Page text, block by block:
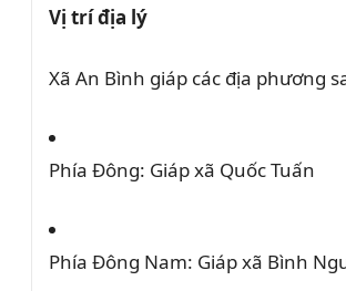
Vị trí địa lý
Xã An Bình giáp các địa phương
Phía Đông: Giáp xã Quốc Tuấn
Phía Đông Nam: Giáp xã Bình